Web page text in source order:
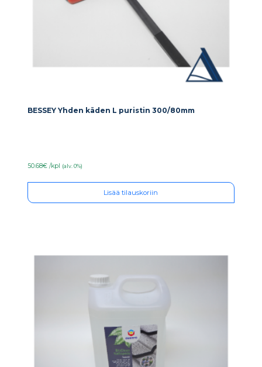
BESSEY Yhden käden L puristin 300/80mm
50.68€ /kpl (alv. 0%)
Lisää tilauskoriin